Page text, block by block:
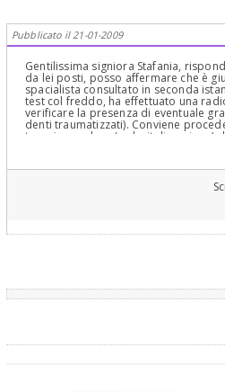
Pubblicato il 21-01-2009
Gentilissima signiora Stafania,
da lei posti, posso affermare che è
spacialista consultato in seconda
test col freddo, ha effettuato una
verificare la presenza di eventuale
denti traumatizzati). Conviene
terapia canalare (o devitalizzazione)
di futuri granulomi e conseguenti
procedere alla copertura protesica
idonea (corona in ceramica o
dello specialista che la prenderà in